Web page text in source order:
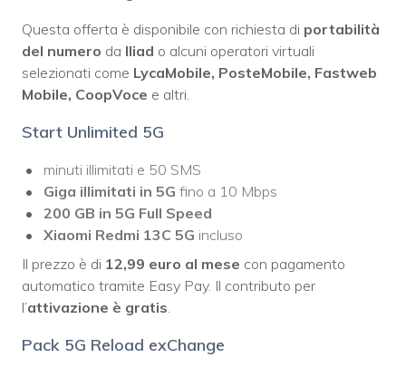
Questa offerta è disponibile con richiesta di portabilità
del numero da Iliad o alcuni operatori virtuali
selezionati come LycaMobile, PosteMobile, Fastweb
Mobile, CoopVoce e altri.
Start Unlimited 5G
minuti illimitati e 50 SMS
Giga illimitati in 5G fino a 10 Mbps
200 GB in 5G Full Speed
Xiaomi Redmi 13C 5G incluso
Il prezzo è di 12,99 euro al mese con pagamento
automatico tramite Easy Pay. Il contributo per
l’attivazione è gratis.
Pack 5G Reload exChange